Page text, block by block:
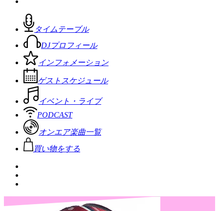
タイムテーブル
DJプロフィール
インフォメーション
ゲストスケジュール
イベント・ライブ
PODCAST
オンエア楽曲一覧
買い物をする